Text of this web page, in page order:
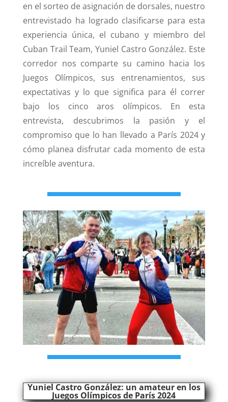
en el sorteo de asignación de dorsales, nuestro
entrevistado ha logrado clasificarse para esta
experiencia única, el cubano y miembro del
Cuban Trail Team, Yuniel Castro González. Este
corredor nos comparte su camino hacia los
Juegos Olímpicos, sus entrenamientos, sus
expectativas y lo que significa para él correr
bajo los cinco aros olímpicos. En esta
entrevista, descubrimos la pasión y el
compromiso que lo han llevado a París 2024 y
cómo planea disfrutar cada momento de esta
increíble aventura.
Yuniel Castro González: un amateur en los
Juegos Olímpicos de París 2024